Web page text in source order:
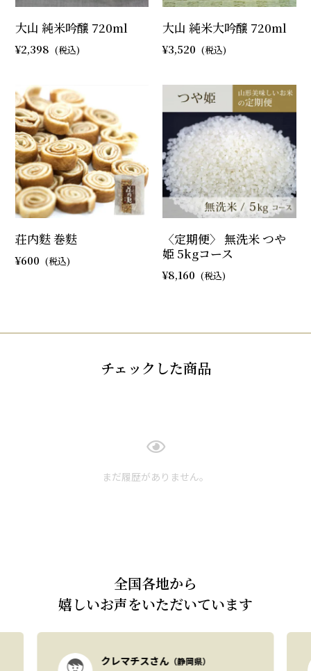
大山 純米吟醸 720ml
2,398
大山 純米大吟醸 720ml
3,520
荘内麩 巻麩
600
〈定期便〉 無洗米 つや
姫 5kgコース
8,160
チェックした商品
まだ履歴がありません。
全国各地から
嬉しいお声をいただいています
クレマチスさん（静岡県）